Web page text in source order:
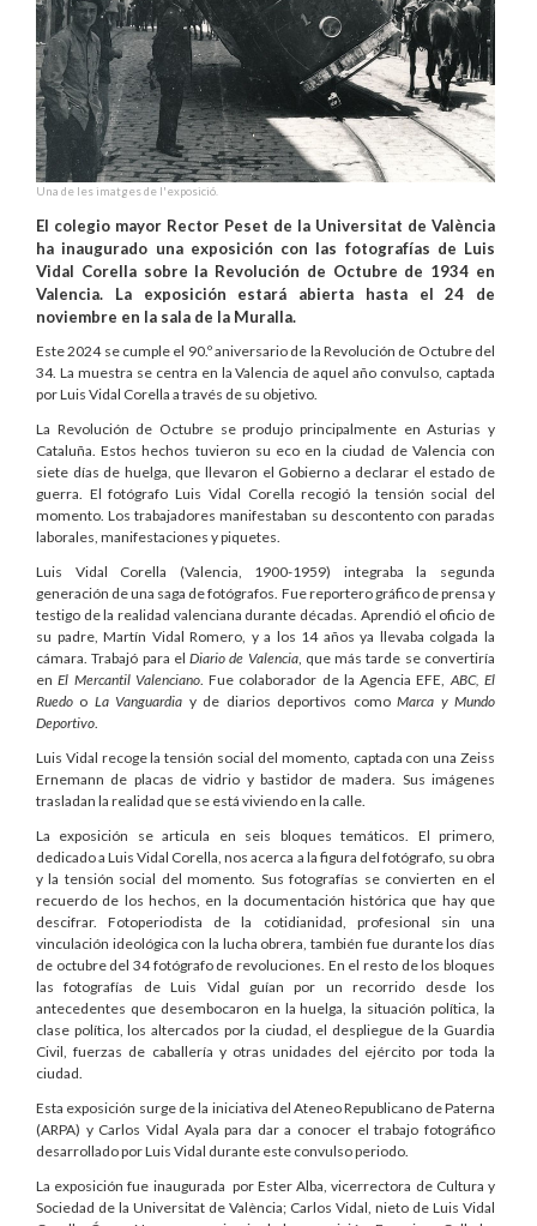
Una de les imatges de l'exposició.
El colegio mayor Rector Peset de la Universitat de València
ha inaugurado una exposición con las fotografías de Luis
Vidal Corella sobre la Revolución de Octubre de 1934 en
Valencia. La exposición estará abierta hasta el 24 de
noviembre en la sala de la Muralla.
Este 2024 se cumple el 90.º aniversario de la Revolución de Octubre del
34. La muestra se centra en la Valencia de aquel año convulso, captada
por Luis Vidal Corella a través de su objetivo.
La Revolución de Octubre se produjo principalmente en Asturias y
Cataluña. Estos hechos tuvieron su eco en la ciudad de Valencia con
siete días de huelga, que llevaron el Gobierno a declarar el estado de
guerra. El fotógrafo Luis Vidal Corella recogió la tensión social del
momento. Los trabajadores manifestaban su descontento con paradas
laborales, manifestaciones y piquetes.
Luis Vidal Corella (Valencia, 1900-1959) integraba la segunda
generación de una saga de fotógrafos. Fue reportero gráfico de prensa y
testigo de la realidad valenciana durante décadas. Aprendió el oficio de
su padre, Martín Vidal Romero, y a los 14 años ya llevaba colgada la
cámara. Trabajó para elDiario de Valencia, que más tarde se convertiría
enEl Mercantil Valenciano. Fue colaborador de la Agencia EFE, ABC, El
Ruedo o La Vanguardia y de diarios deportivos comoMarca y Mundo
Deportivo
Luis Vidal recoge la tensión social del momento, captada con una Zeiss
Ernemann de placas de vidrio y bastidor de madera. Sus imágenes
trasladan la realidad que se está viviendo en la calle.
La exposición se articula en seis bloques temáticos. El primero,
dedicado a Luis Vidal Corella, nos acerca a la figura del fotógrafo, su obra
y la tensión social del momento. Sus fotografías se convierten en el
recuerdo de los hechos, en la documentación histórica que hay que
descifrar. Fotoperiodista de la cotidianidad, profesional sin una
vinculación ideológica con la lucha obrera, también fue durante los días
de octubre del 34 fotógrafo de revoluciones. En el resto de los bloques
las fotografías de Luis Vidal guían por un recorrido desde los
antecedentes que desembocaron en la huelga, la situación política, la
clase política, los altercados por la ciudad, el despliegue de la Guardia
Civil, fuerzas de caballería y otras unidades del ejército por toda la
ciudad.
Esta exposición surge de la iniciativa del Ateneo Republicano de Paterna
(ARPA) y Carlos Vidal Ayala para dar a conocer el trabajo fotográfico
desarrollado por Luis Vidal durante este convulso periodo.
La exposición fue inaugurada por Ester Alba, vicerrectora de Cultura y
Sociedad de la Universitat de València; Carlos Vidal, nieto de Luis Vidal